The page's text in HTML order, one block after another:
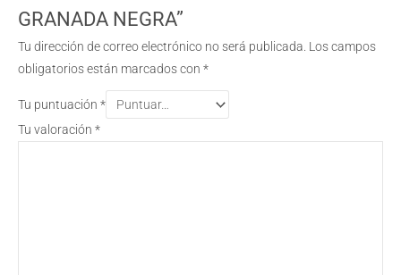
GRANADA NEGRA”
Tu dirección de correo electrónico no será publicada. Los campos
obligatorios están marcados con *
Tu puntuación *
Tu valoración *